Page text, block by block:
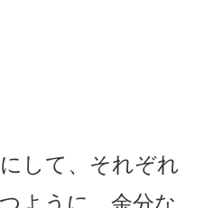
して、それぞれ
ように、余分な